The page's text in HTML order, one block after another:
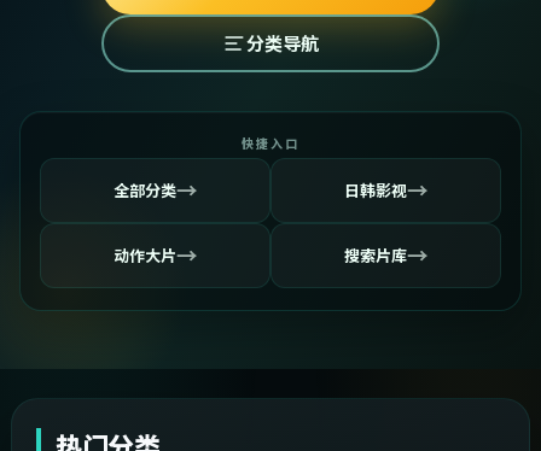
分类导航
快捷入口
全部分类→ 日韩影视→
动作大片→ 搜索片库→